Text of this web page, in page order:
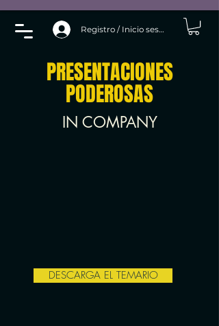
Registro / Inicio sesión
PRESENTACIONES
PODEROSAS
IN COMPANY
DESCARGA EL TEMARIO